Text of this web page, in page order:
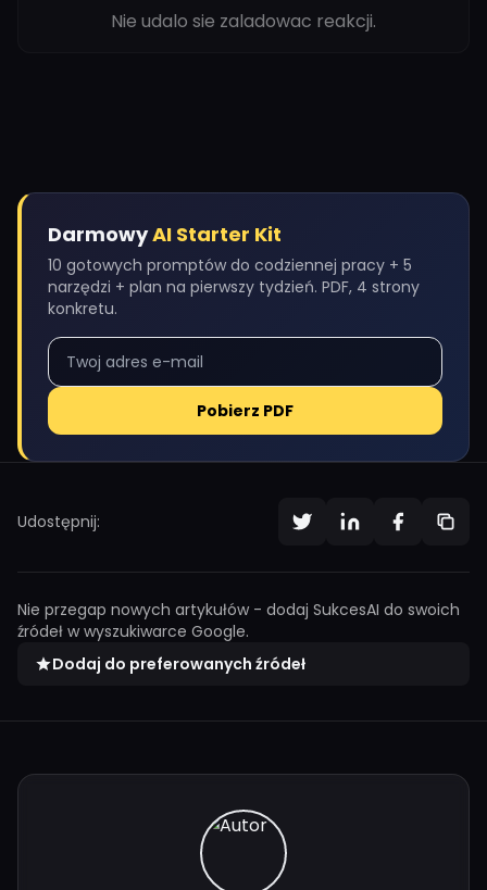
Nie udalo sie zaladowac reakcji.
DarmowyAI Starter Kit
10 gotowych promptów do codziennej pracy + 5
narzędzi + plan na pierwszy tydzień. PDF, 4 strony
konkretu.
Pobierz PDF
Udostępnij:
Nie przegap nowych artykułów - dodaj SukcesAI do swoich
źródeł w wyszukiwarce Google.
Dodaj do preferowanych źródeł